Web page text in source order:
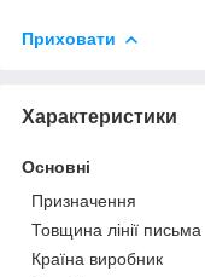
Приховати
Характеристики
Основні
Призначення
Товщина лінії письма
Країна виробник